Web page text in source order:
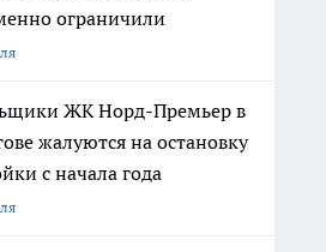
ограничили
ЖК Норд-Премьер в
жалуются на остановку
с начала года